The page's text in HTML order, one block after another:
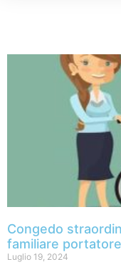
Congedo
familiare
Luglio 19, 2024